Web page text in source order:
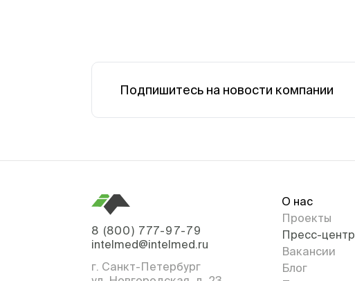
Подпишитесь на новости компании
8 (800) 777-97-79
intelmed@intelmed.ru
г. Санкт-Петербург
О нас
Проекты
Пресс-центр
Вакансии
Блог